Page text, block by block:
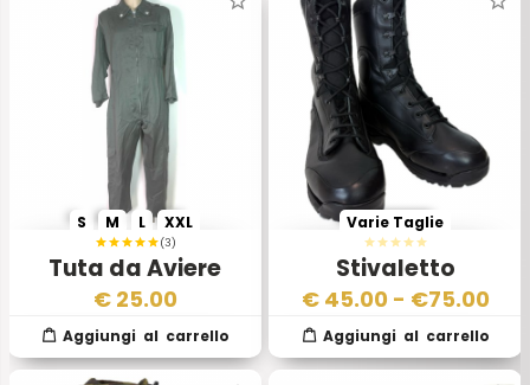
(3)
Tuta da Aviere
Aviazione Militare
Italiana
S M L XXL
€ 25.00
Stivaletto
Operatore Invernale
Aeronautica
Militare Italiana
Varie Taglie
€ 45.00 - €75.00